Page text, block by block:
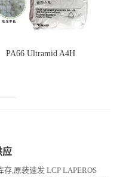
PA66 Ultramid A4H
应
存,原装速发 LCP LAPEROS